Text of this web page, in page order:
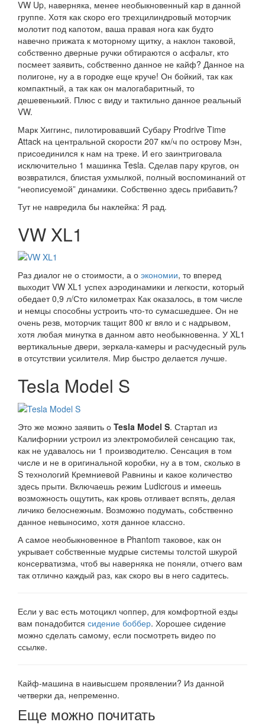
VW Up, наверняка, менее необыкновенный кар в данной
группе. Хотя как скоро его трехцилиндровый моторчик
молотит под капотом, ваша правая нога как будто
навечно прижата к моторному щитку, а наклон таковой,
собственно дверные ручки обтираются о асфальт, кто
посмеет заявить, собственно данное не кайф? Данное на
полигоне, ну а в городке еще круче! Он бойкий, так как
компактный, а так как он малогабаритный, то
дешевенький. Плюс с виду и тактильно данное реальный
VW.
Марк Хиггинс, пилотировавший Субару Prodrive Time
Attack на центральной скорости 207 км/ч по острову Мэн,
присоединился к нам на треке. И его заинтриговала
исключительно 1 машинка Tesla. Сделав пару кругов, он
возвратился, блистая ухмылкой, полный воспоминаний от
“неописуемой” динамики. Собственно здесь прибавить?
Тут не навредила бы наклейка: Я рад.
VW XL1
Раз диалог не о стоимости, а о экономии, то вперед
выходит VW XL1 успех аэродинамики и легкости, который
обедает 0,9 л/Сто километрах Как оказалось, в том числе
и немцы способны устроить что-то сумасшедшее. Он не
очень резв, моторчик тащит 800 кг вяло и с надрывом,
хотя любая минутка в данном авто необыкновенна. У XL1
вертикальные двери, зеркала-камеры и расчудесный руль
в отсутствии усилителя. Мир быстро делается лучше.
Tesla Model S
Это же можно заявить о Tesla Model S. Стартап из
Калифорнии устроил из электромобилей сенсацию так,
как не удавалось ни 1 производителю. Сенсация в том
числе и не в оригинальной коробки, ну а в том, сколько в
S технологий Кремниевой Равнины и какое количество
здесь прыти. Включаешь режим Ludicrous и имеешь
возможность ощутить, как кровь отливает вспять, делая
личико белоснежным. Возможно подумать, собственно
данное невыносимо, хотя данное классно.
А самое необыкновенное в Phantom таковое, как он
укрывает собственные мудрые системы толстой шкурой
консерватизма, чтоб вы наверняка не поняли, отчего вам
так отлично каждый раз, как скоро вы в него садитесь.
Если у вас есть мотоцикл чоппер, для комфортной езды
вам понадобится сидение боббер. Хорошее сидение
можно сделать самому, если посмотреть видео по
ссылке.
Кайф-машина в наивысшем проявлении? Из данной
четверки да, непременно.
Еще можно почитать